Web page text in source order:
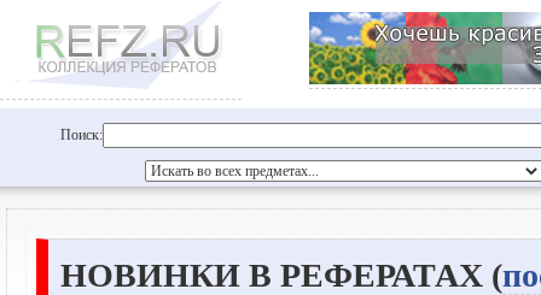
Поиск:
НОВИНКИ В РЕФЕРАТАХ (